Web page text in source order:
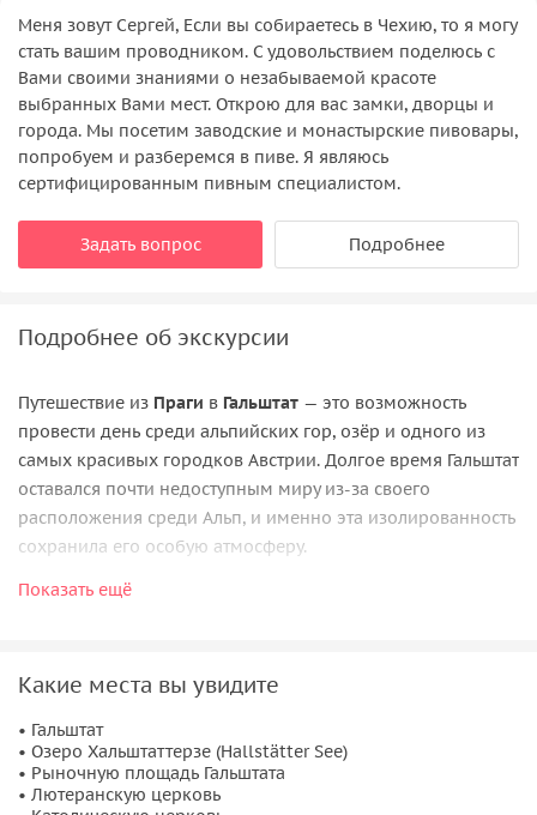
Меня зовут Сергей, Если вы собираетесь в Чехию, то я могу
стать вашим проводником. С удовольствием поделюсь с
Вами своими знаниями о незабываемой красоте
выбранных Вами мест. Открою для вас замки, дворцы и
города. Мы посетим заводские и монастырские пивовары,
попробуем и разберемся в пиве. Я являюсь
сертифицированным пивным специалистом.
Задать вопрос Подробнее
Подробнее об экскурсии
Путешествие из Праги в Гальштат — это возможность
провести день среди альпийских гор, озёр и одного из
самых красивых городков Австрии. Долгое время Гальштат
оставался почти недоступным миру из-за своего
расположения среди Альп, и именно эта изолированность
сохранила его особую атмосферу.
Во время экскурсии вы увидите знаменитый приозёрный
старинные дома и маленькие площади соседствуют с
Альп.
Гальштат известен не только своими видами, но и древней
историей. Соль здесь добывали ещё за 5 тысяч лет до
Показать ещё
Какие места вы увидите
• Гальштат
• Озеро Хальштаттерзе (Hallstätter See)
• Рыночную площадь Гальштата
• Лютеранскую церковь